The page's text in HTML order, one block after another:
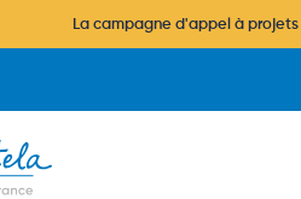
La campagne d'appel à